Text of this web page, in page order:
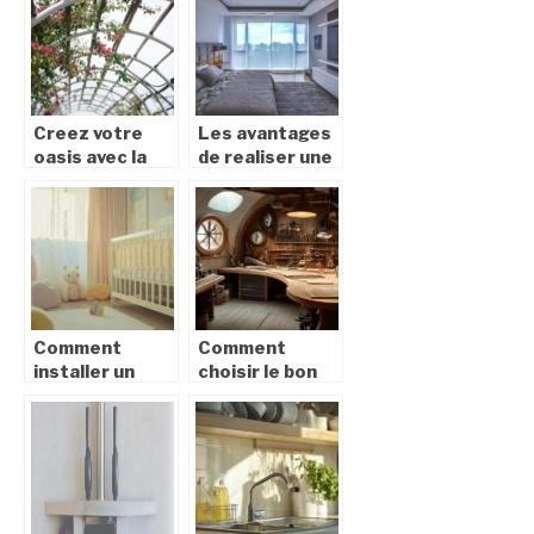
œuvres d’art
dressings sur
mesure
Creez votre
oasis avec la
de pergolas
bioclimatiques
Les avantages
de realiser une
coulissante sur
mesure
Comment
installer un
sécurité ?
Comment
choisir le bon
agenceur pour
vos projets sur
mesure